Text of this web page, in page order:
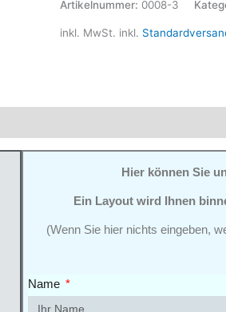
Artikelnummer: 0008-3
inkl. MwSt. inkl.
Hier können Sie
Ein Layout wird Ihnen
(Wenn Sie hier nichts eingeben,
Name